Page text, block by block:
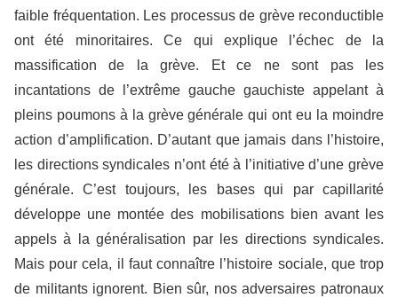
faible fréquentation. Les processus de grève reconductible
ont été minoritaires. Ce qui explique l’échec de la
massification de la grève. Et ce ne sont pas les
incantations de l’extrême gauche gauchiste appelant à
pleins poumons à la grève générale qui ont eu la moindre
action d’amplification. D’autant que jamais dans l’histoire,
les directions syndicales n’ont été à l’initiative d’une grève
générale. C’est toujours, les bases qui par capillarité
développe une montée des mobilisations bien avant les
appels à la généralisation par les directions syndicales.
Mais pour cela, il faut connaître l’histoire sociale, que trop
de militants ignorent. Bien sûr, nos adversaires patronaux